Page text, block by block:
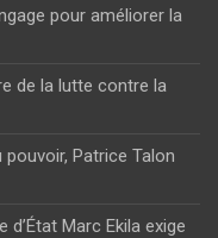
pour améliorer la
de la lutte contre la
Patrice Talon
Marc Ekila exige